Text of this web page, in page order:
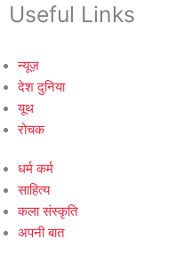
Useful Links
न्यूज़
देश दुनिया
यूथ
रोचक
धर्म कर्म
साहित्य
कला संस्कृति
अपनी बात